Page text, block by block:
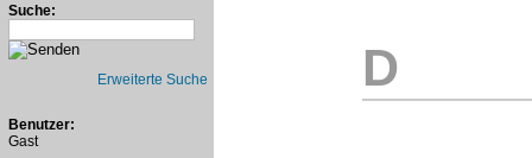
Suche:
Erweiterte Suche
Benutzer:
Gast
D